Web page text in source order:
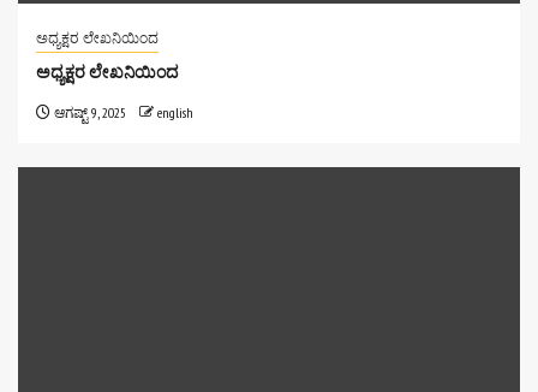
ಅಧ್ಯಕ್ಷರ ಲೇಖನಿಯಿಂದ
ಅಧ್ಯಕ್ಷರ ಲೇಖನಿಯಿಂದ
ಆಗಷ್ಟ್ 9, 2025 english